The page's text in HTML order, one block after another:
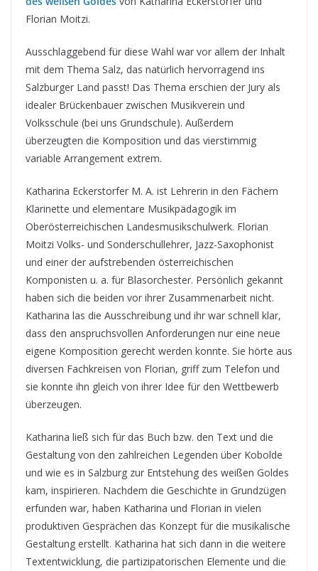
Florian Moitzi.
Ausschlaggebend für diese Wahl war vor allem der Inhalt
mit dem Thema Salz, das natürlich hervorragend ins
Salzburger Land passt! Das Thema erschien der Jury als
idealer Brückenbauer zwischen Musikverein und
Volksschule (bei uns Grundschule). Außerdem
überzeugten die Komposition und das vierstimmig
variable Arrangement extrem.
Katharina Eckerstorfer M. A. ist Lehrerin in den Fächern
Klarinette und elementare Musikpädagogik im
Oberösterreichischen Landesmusikschulwerk. Florian
Moitzi Volks- und Sonderschullehrer, Jazz-Saxophonist
und einer der aufstrebenden österreichischen
Komponisten u. a. für Blasorchester. Persönlich gekannt
haben sich die beiden vor ihrer Zusammenarbeit nicht.
Katharina las die Ausschreibung und ihr war schnell klar,
dass den anspruchsvollen Anforderungen nur eine neue
eigene Komposition gerecht werden konnte. Sie hörte aus
diversen Fachkreisen von Florian, griff zum Telefon und
sie konnte ihn gleich von ihrer Idee für den Wettbewerb
überzeugen.
Katharina ließ sich für das Buch bzw. den Text und die
Gestaltung von den zahlreichen Legenden über Kobolde
und wie es in Salzburg zur Entstehung des weißen Goldes
kam, inspirieren. Nachdem die Geschichte in Grundzügen
erfunden war, haben Katharina und Florian in vielen
produktiven Gesprächen das Konzept für die musikalische
Gestaltung erstellt. Katharina hat sich dann in die weitere
Textentwicklung, die partizipatorischen Elemente und die